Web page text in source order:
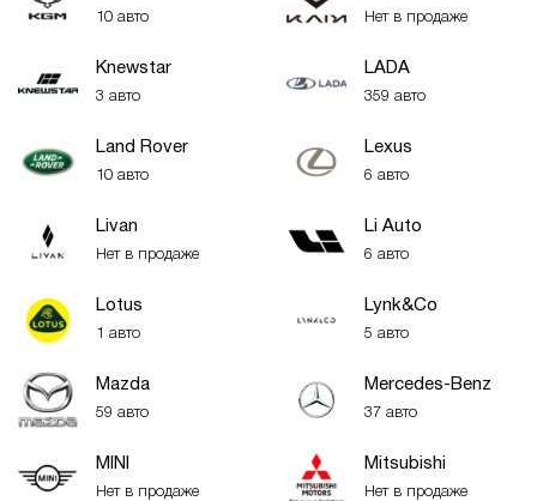
10 авто Нет в продаже
Knewstar
3 авто
LADA
359 авто
Land Rover
10 авто
Lexus
6 авто
Livan
Нет в продаже
Li Auto
6 авто
Lotus
1 авто
Lynk&Co
5 авто
Mazda
59 авто
Mercedes-Benz
37 авто
MINI
Нет в продаже
Mitsubishi
Нет в продаже